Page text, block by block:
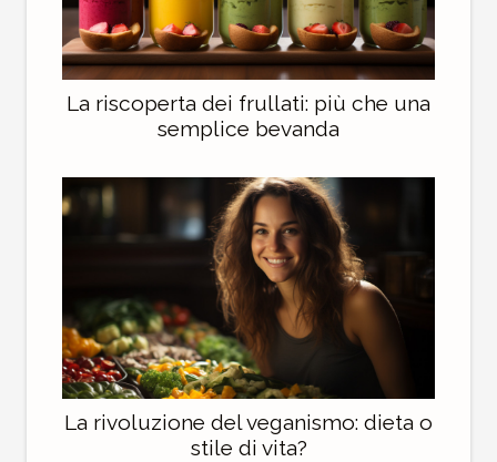
La riscoperta dei frullati: più che una
semplice bevanda
La rivoluzione del veganismo: dieta o
stile di vita?